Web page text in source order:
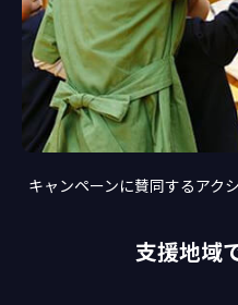
キャンペーンに賛同するアク
支援地域